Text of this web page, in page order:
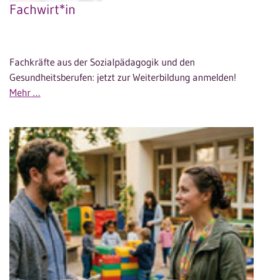
Fachwirt*in
Fachkräfte aus der Sozialpädagogik und den
Gesundheitsberufen: jetzt zur Weiterbildung anmelden!
Mehr …